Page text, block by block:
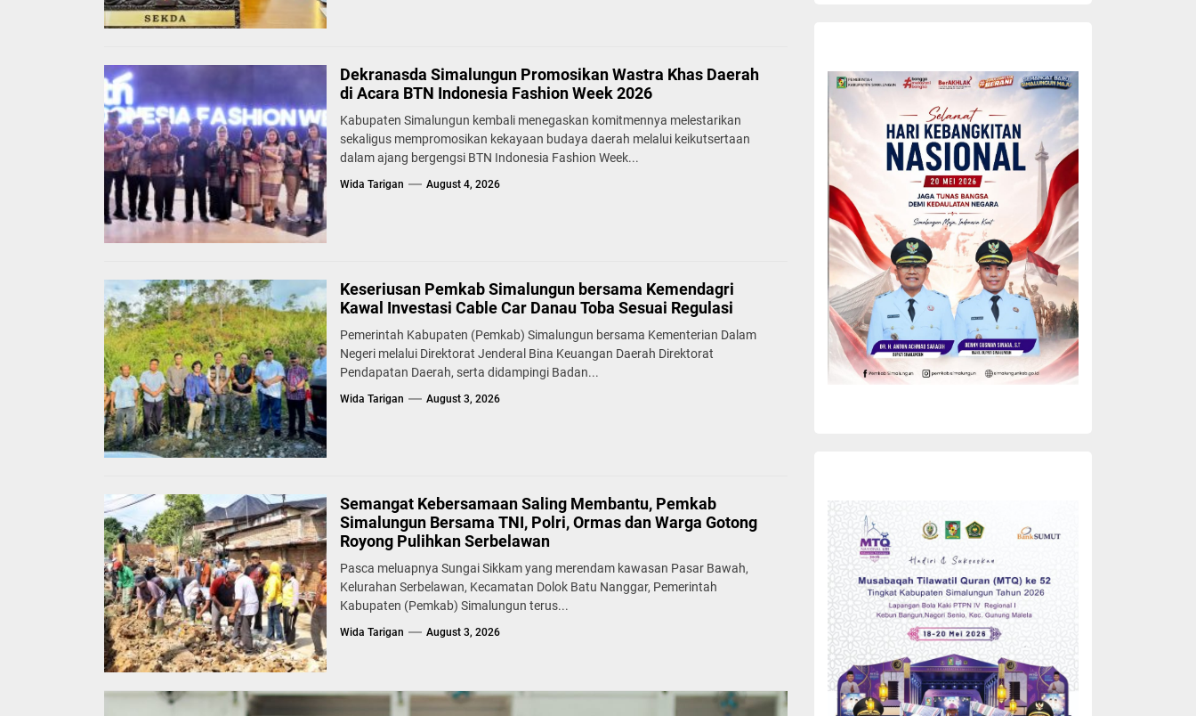
Dekranasda Simalungun Promosikan Wastra Khas Daerah
di Acara BTN Indonesia Fashion Week 2026
Kabupaten Simalungun kembali menegaskan komitmennya melestarikan
sekaligus mempromosikan kekayaan budaya daerah melalui keikutsertaan
dalam ajang bergengsi BTN Indonesia Fashion Week...
Wida Tarigan August 4, 2026
Keseriusan Pemkab Simalungun bersama Kemendagri
Kawal Investasi Cable Car Danau Toba Sesuai Regulasi
Pemerintah Kabupaten (Pemkab) Simalungun bersama Kementerian Dalam
Negeri melalui Direktorat Jenderal Bina Keuangan Daerah Direktorat
Pendapatan Daerah, serta didampingi Badan...
Wida Tarigan August 3, 2026
Semangat Kebersamaan Saling Membantu, Pemkab
Simalungun Bersama TNI, Polri, Ormas dan Warga Gotong
Royong Pulihkan Serbelawan
Pasca meluapnya Sungai Sikkam yang merendam kawasan Pasar Bawah,
Kelurahan Serbelawan, Kecamatan Dolok Batu Nanggar, Pemerintah
Kabupaten (Pemkab) Simalungun terus...
Wida Tarigan August 3, 2026